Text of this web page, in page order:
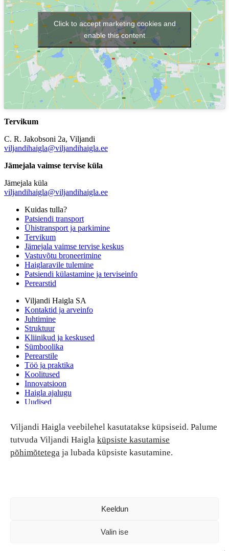
Viljandi Haigla veebilehel kasutatakse küpsiseid. Palume
tutvuda Viljandi Haigla küpsiste kasutamise
põhimõtetega ja lubada küpsiste kasutamine.
Keeldun
Valin ise
Click to accept marketing cookies and
enable this content
Tervikum
C. R. Jakobsoni 2a, Viljandi
viljandihaigla@viljandihaigla.ee
Jämejala vaimse tervise küla
Jämejala küla
viljandihaigla@viljandihaigla.ee
Kuidas tulla?
Patsiendi transport
Ühistransport ja parkimine
Tervikum
Jämejala vaimse tervise keskus
Vastuvõtu broneerimine
Haiglaravile tulemine
Patsiendi külastamine ja terviseinfo
Perearstid
Viljandi Haigla SA
Kontaktid ja arveinfo
Juhtimine
Struktuur
Kliinikud ja keskused
Sümboolika
Perearstile
Töö ja praktika
Koolitused
Innovatsioon
Haigla ajalugu
Uudised
Patsiendi turvalisus ja õigused
Patsiendi õigused ja kohustused
Patsiendiohutus
Patsientide nõukoda